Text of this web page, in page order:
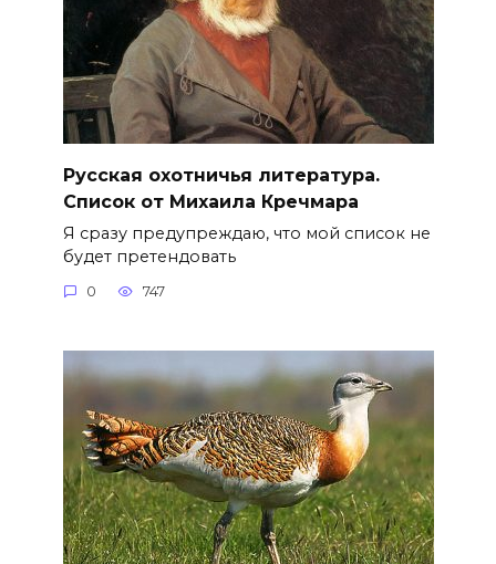
Русская охотничья литература.
Список от Михаила Кречмара
Я сразу предупреждаю, что мой список не
будет претендовать
0 747